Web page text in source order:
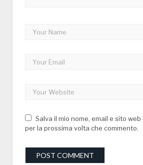
Salva il mio nome, email e sito
per la prossima volta che commento.